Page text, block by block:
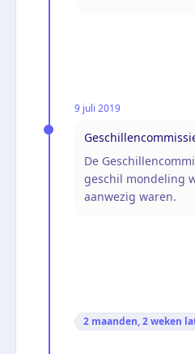
9 juli 2019
De
geschil mondeling
aanwezig waren.
2 maanden, 2 weken